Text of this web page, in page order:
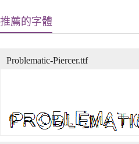
推薦的字體
Problematic-Piercer.ttf